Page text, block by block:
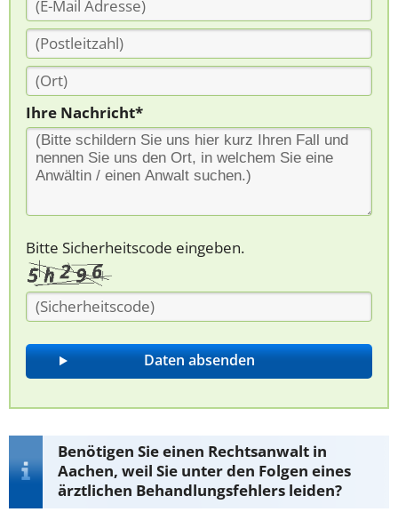
Ihre Nachricht*
Bitte Sicherheitscode eingeben.
Benötigen Sie einen Rechtsanwalt in
Aachen, weil Sie unter den Folgen eines
ärztlichen Behandlungsfehlers leiden?